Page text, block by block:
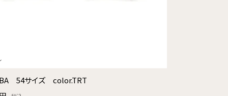
54サイズ color.TRT